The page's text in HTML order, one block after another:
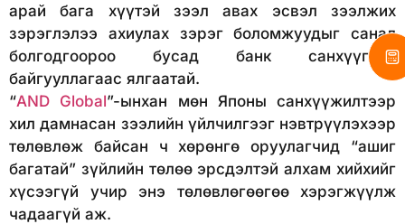
арай бага хүүтэй зээл авах эсвэл зээлжих
зэрэглэлээ ахиулах зэрэг боломжуудыг санал
болгодгоороо бусад банк санхүүгийн
байгууллагаас ялгаатай.
“AND Global”-ынхан мөн Японы санхүүжилтээр
хил дамнасан зээлийн үйлчилгээг нэвтрүүлэхээр
төлөвлөж байсан ч хөрөнгө оруулагчид “ашиг
багатай” зүйлийн төлөө эрсдэлтэй алхам хийхийг
хүсээгүй учир энэ төлөвлөгөөгөө хэрэгжүүлж
чадаагүй аж.